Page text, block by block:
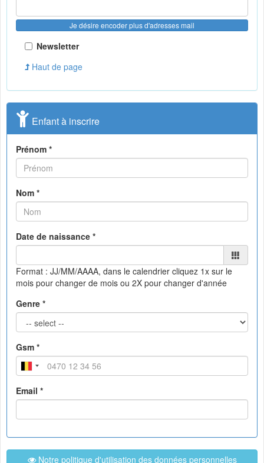
Je désire encoder plus d'adresses mail
Newsletter
Haut de page
Enfant à inscrire
Prénom *
Nom *
Date de naissance *
Format : JJ/MM/AAAA, dans le calendrier cliquez 1x sur le
mois pour changer de mois ou 2X pour changer d'année
Genre *
Gsm *
Email *
Notre politique d'utilisation des données personnelles